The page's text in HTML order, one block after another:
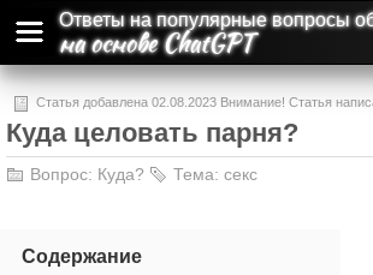
Ответы на популярные вопросы
на основе ChatGPT
Статья добавлена 02.08.2023 Внимание! Статья
и может содержать ошибки и неточности.
Куда целовать парня?
Вопрос: Куда? Тема: секс
Содержание